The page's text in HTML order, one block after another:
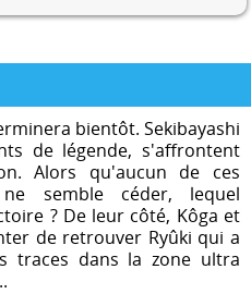
bientôt. Sekibayashi
de légende, s'affrontent
Alors qu'aucun de ces
ne semble céder, lequel
? De leur côté, Kôga et
de retrouver Ryûki qui a
traces dans la zone ultra